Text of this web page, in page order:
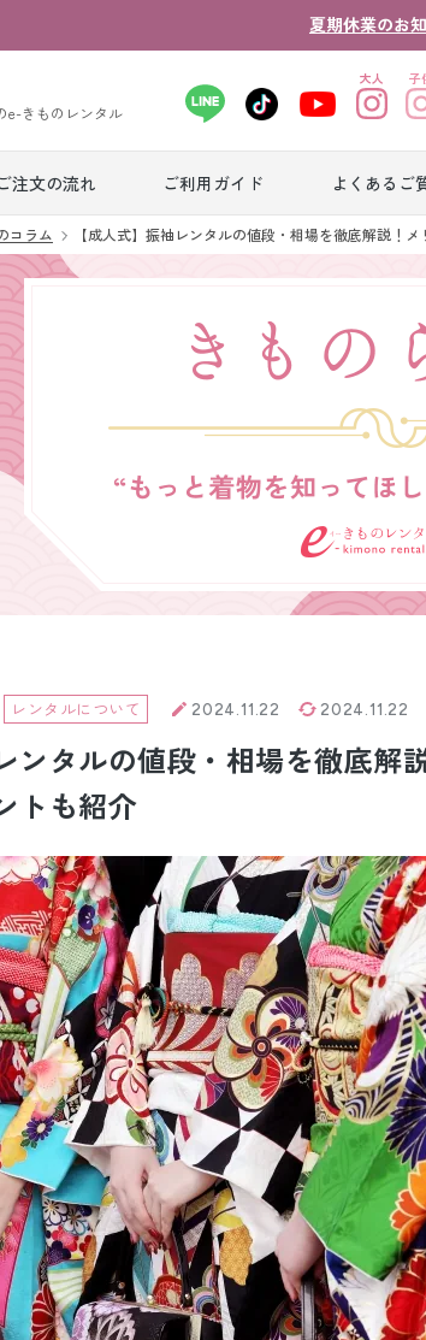
夏期休業のお
e-きものレンタル
注文の流れ ご利用ガイド よくあるご
振袖レンタル
卒業
ル
ジュニア着物レ
ジュ
ンタル
男性礼装レンタ
スー
コラム 【成人式】振袖レンタルの値段・相場を徹底解説！
レンタルについて 2024.11.22 2024.11.22
ンタルの値段・相場を徹底解
トも紹介